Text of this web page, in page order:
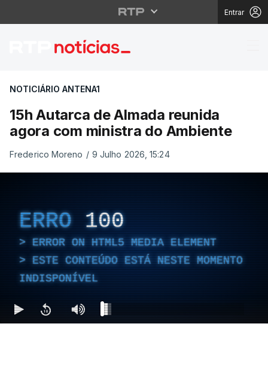
Entrar
15h Autarca de
NOTICIÁRIO ANTENA1
15h Autarca de Almada reunida
agora com ministra do Ambiente
Frederico Moreno / 9 Julho 2026, 15:24
ERRO 100
ERROR ON HTML5 MEDIA ELEMENT
ESTE CONTEÚDO ESTÁ NESTE MOMENTO
INDISPONÍVEL